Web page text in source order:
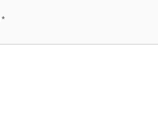
*